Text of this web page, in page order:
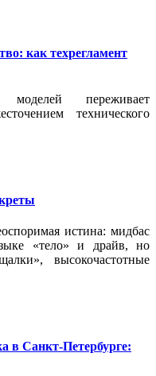
как техрегламент
моделей переживает
технического
истина: мидбас
«тело» и драйв, но
высокочастотные
в Санкт-Петербурге: